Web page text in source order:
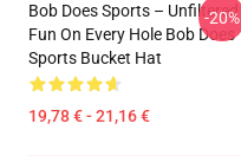
Bob Does Sports – Unfiltered
Fun On Every Hole Bob Does
Sports Bucket Hat
19,78 € - 21,16 €
-20%